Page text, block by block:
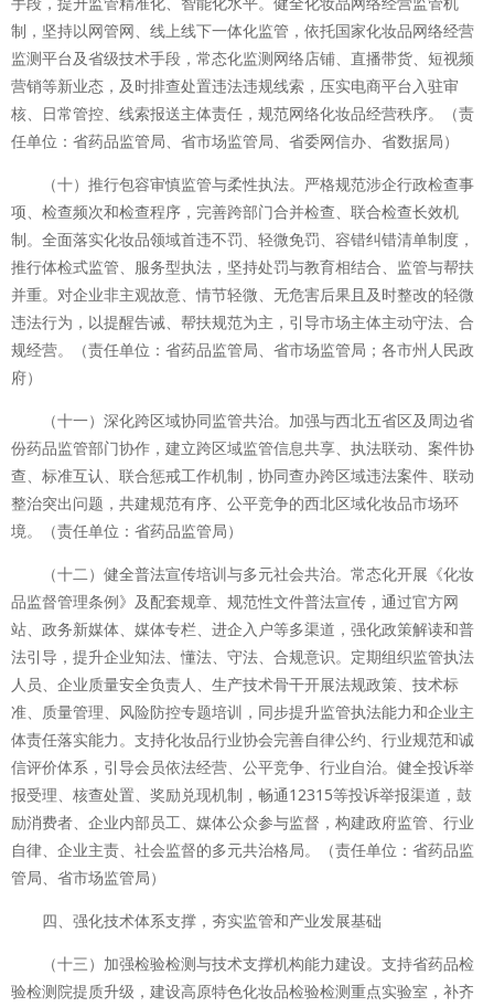
制，坚持以网管网、线上线下一体化监管，依托国家化妆品网络经营
监测平台及省级技术手段，常态化监测网络店铺、直播带货、短视频
营销等新业态，及时排查处置违法违规线索，压实电商平台入驻审
核、日常管控、线索报送主体责任，规范网络化妆品经营秩序。（责
任单位：省药品监管局、省市场监管局、省委网信办、省数据局）
（十）推行包容审慎监管与柔性执法。严格规范涉企行政检查事
项、检查频次和检查程序，完善跨部门合并检查、联合检查长效机
制。全面落实化妆品领域首违不罚、轻微免罚、容错纠错清单制度，
推行体检式监管、服务型执法，坚持处罚与教育相结合、监管与帮扶
并重。对企业非主观故意、情节轻微、无危害后果且及时整改的轻微
违法行为，以提醒告诫、帮扶规范为主，引导市场主体主动守法、合
规经营。（责任单位：省药品监管局、省市场监管局；各市州人民政
府）
（十一）深化跨区域协同监管共治。加强与西北五省区及周边省
份药品监管部门协作，建立跨区域监管信息共享、执法联动、案件协
查、标准互认、联合惩戒工作机制，协同查办跨区域违法案件、联动
整治突出问题，共建规范有序、公平竞争的西北区域化妆品市场环
境。（责任单位：省药品监管局）
（十二）健全普法宣传培训与多元社会共治。常态化开展《化妆
品监督管理条例》及配套规章、规范性文件普法宣传，通过官方网
站、政务新媒体、媒体专栏、进企入户等多渠道，强化政策解读和普
法引导，提升企业知法、懂法、守法、合规意识。定期组织监管执法
人员、企业质量安全负责人、生产技术骨干开展法规政策、技术标
准、质量管理、风险防控专题培训，同步提升监管执法能力和企业主
体责任落实能力。支持化妆品行业协会完善自律公约、行业规范和诚
信评价体系，引导会员依法经营、公平竞争、行业自治。健全投诉举
报受理、核查处置、奖励兑现机制，畅通12315等投诉举报渠道，鼓
励消费者、企业内部员工、媒体公众参与监督，构建政府监管、行业
自律、企业主责、社会监督的多元共治格局。（责任单位：省药品监
管局、省市场监管局）
四、强化技术体系支撑，夯实监管和产业发展基础
（十三）加强检验检测与技术支撑机构能力建设。支持省药品检
验检测院提质升级，建设高原特色化妆品检验检测重点实验室，补齐